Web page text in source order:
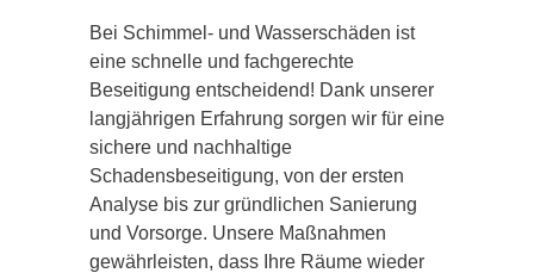
Bei Schimmel- und Wasserschäden ist
eine schnelle und fachgerechte
Beseitigung entscheidend! Dank unserer
langjährigen Erfahrung sorgen wir für eine
sichere und nachhaltige
Schadensbeseitigung, von der ersten
Analyse bis zur gründlichen Sanierung
und Vorsorge. Unsere Maßnahmen
gewährleisten, dass Ihre Räume wieder